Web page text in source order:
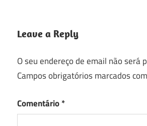
Leave a Reply
O seu endereço de email não será
Campos obrigatórios marcados com
Comentário*